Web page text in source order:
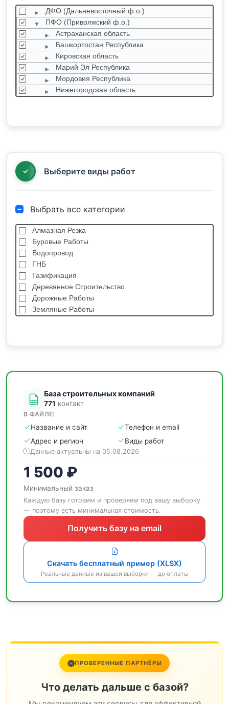
ДФО (Дальневосточный ф.о.)
ПФО (Приволжский ф.о.)
Астраханская область
Башкортостан Республика
Кировская область
Марий Эл Республика
Мордовия Республика
Нижегородская область
Выберите виды работ
Выбрать все категории
Алмазная Резка
Буровые Работы
Водопровод
ГНБ
Газификация
Деревянное Строительство
Дорожные Работы
Земляные Работы
База строительных компаний
771 контакт
В ФАЙЛЕ:
Название и сайт
Телефон и email
Адрес и регион
Виды работ
Данные актуальны на 05.08.2026
1 500 ₽
Минимальный заказ
Каждую базу готовим и проверяем под вашу выборку
— поэтому есть минимальная стоимость.
Получить базу на email
Скачать бесплатный пример (XLSX)
Реальные данные из вашей выборки — до оплаты
ПРОВЕРЕННЫЕ ПАРТНЁРЫ
Что делать дальше с базой?